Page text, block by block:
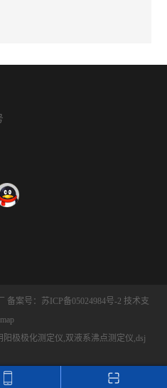
备案号：苏ICP备05024984号-2 技术支
极极化测定仪,双液系沸点测定仪,dsj